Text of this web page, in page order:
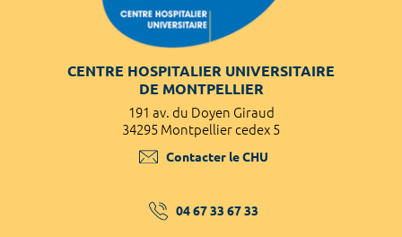
CENTRE HOSPITALIER UNIVERSITAIRE
DE MONTPELLIER
191 av. du Doyen Giraud
34295 Montpellier cedex 5
Contacter le CHU
04 67 33 67 33